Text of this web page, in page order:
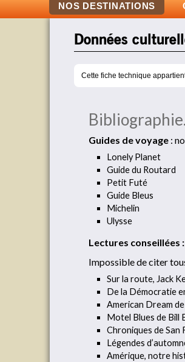
NOS DESTINATIONS
Données
Cette fiche technique
Bibliographie.
Guides de voyage :
Lonely Planet
Guide du Routard
Petit Futé
Guide Bleus
Michelin
Ulysse
Lectures conseillées :
Impossible de citer
Sur la route, Jack
De la Démocratie
American Dream
Motel Blues de Bill
Chroniques de San
Légendes
Amérique, notre